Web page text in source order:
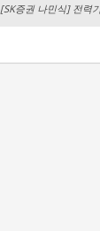
[SK증권 나민식] 전력